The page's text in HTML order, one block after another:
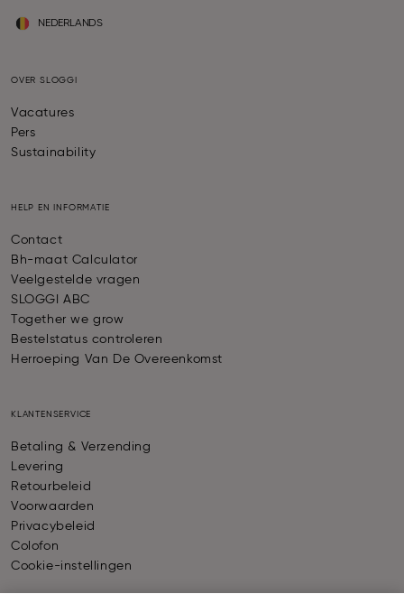
NEDERLANDS
OVER SLOGGI
Vacatures
Pers
Sustainability
HELP EN INFORMATIE
Contact
Bh-maat Calculator
Veelgestelde vragen
SLOGGI ABC
Together we grow
Bestelstatus controleren
Herroeping Van De Overeenkomst
KLANTENSERVICE
Betaling & Verzending
Levering
Retourbeleid
Voorwaarden
Privacybeleid
Colofon
Cookie-instellingen